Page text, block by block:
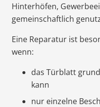
Hinterhöfen,
gemeinschaftlich
Eine Reparatur ist
wenn:
das Türblatt
kann
nur einzelne